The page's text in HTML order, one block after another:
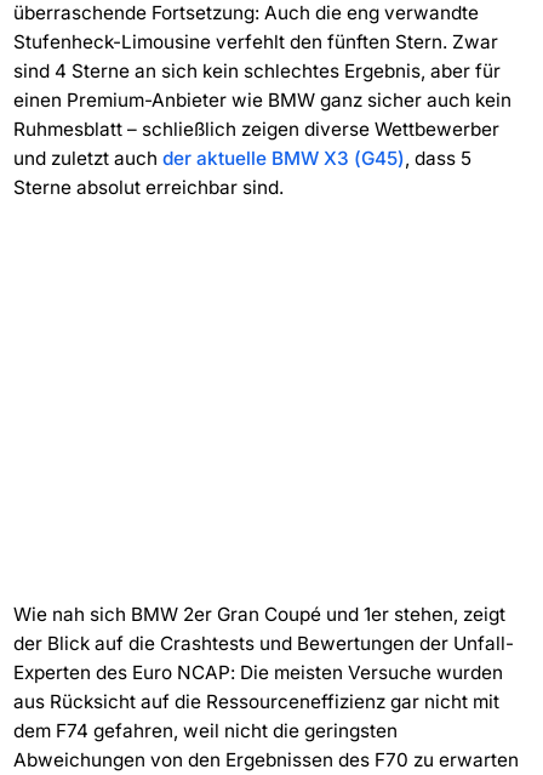
überraschende Fortsetzung: Auch die eng verwandte
Stufenheck-Limousine verfehlt den fünften Stern. Zwar
sind 4 Sterne an sich kein schlechtes Ergebnis, aber für
einen Premium-Anbieter wie BMW ganz sicher auch kein
Ruhmesblatt – schließlich zeigen diverse Wettbewerber
und zuletzt auch der aktuelle BMW X3 (G45), dass 5
Sterne absolut erreichbar sind.
Wie nah sich BMW 2er Gran Coupé und 1er stehen, zeigt
der Blick auf die Crashtests und Bewertungen der Unfall-
Experten des Euro NCAP: Die meisten Versuche wurden
aus Rücksicht auf die Ressourceneffizienz gar nicht mit
dem F74 gefahren, weil nicht die geringsten
Abweichungen von den Ergebnissen des F70 zu erwarten